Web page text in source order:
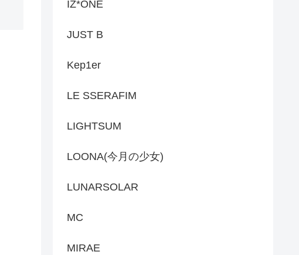
IZ*ONE
JUST B
Kep1er
LE SSERAFIM
LIGHTSUM
LOONA(今月の少女)
LUNARSOLAR
MC
MIRAE